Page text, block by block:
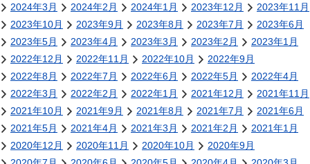
2024年3月
2024年2月 2024年1月 2023年12月
2023年11月
2023年10月
2023年9月 2023年8月 2023年7月
2023年6月
2023年5月
2023年4月 2023年3月 2023年2月
2023年1月
2022年12月
2022年11月 2022年10月
2022年9月
2022年8月
2022年7月 2022年6月 2022年5月
2022年4月
2022年3月
2022年2月 2022年1月 2021年12月
2021年11月
2021年10月
2021年9月 2021年8月 2021年7月
2021年6月
2021年5月
2021年4月 2021年3月 2021年2月
2021年1月
2020年12月
2020年11月 2020年10月
2020年9月